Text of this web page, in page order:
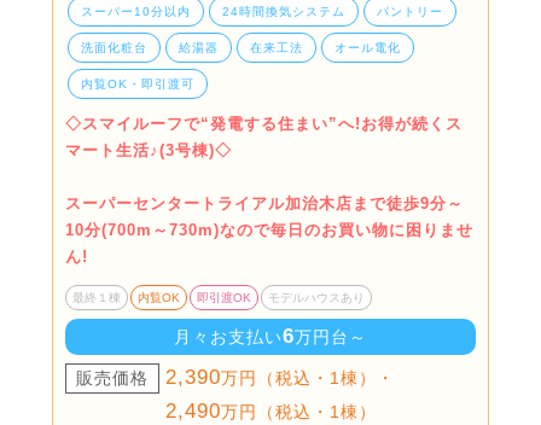
スーパー10分以内 24時間換気システム パントリー
洗面化粧台 給湯器 在来工法 オール電化
内覧OK・即引渡可
◇スマイルーフで“発電する住まい”へ!お得が続くス
マート生活♪(3号棟)◇
スーパーセンタートライアル加治木店まで徒歩9分～
10分(700m～730m)なので毎日のお買い物に困りませ
ん!
最終１棟 内覧OK 即引渡OK モデルハウスあり
月々お支払い6万円台～
販売価格 2,390万円（税込・1棟）・
2,490万円（税込・1棟）